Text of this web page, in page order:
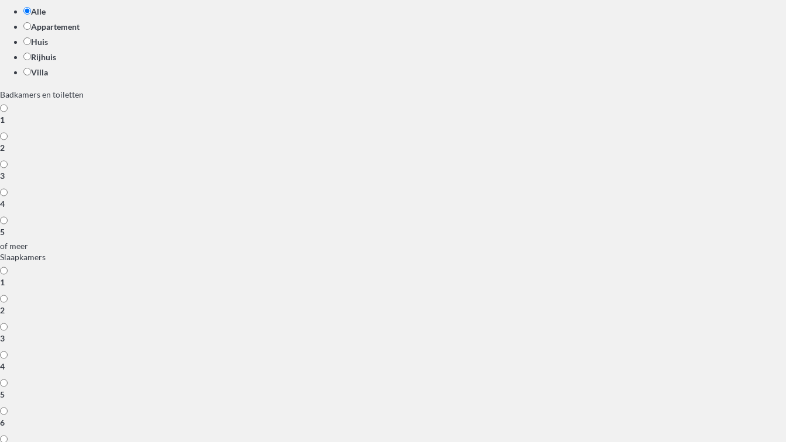
Alle
Appartement
Huis
Rijhuis
Villa
Badkamers en toiletten
1
2
3
4
5
of meer
Slaapkamers
1
2
3
4
5
6